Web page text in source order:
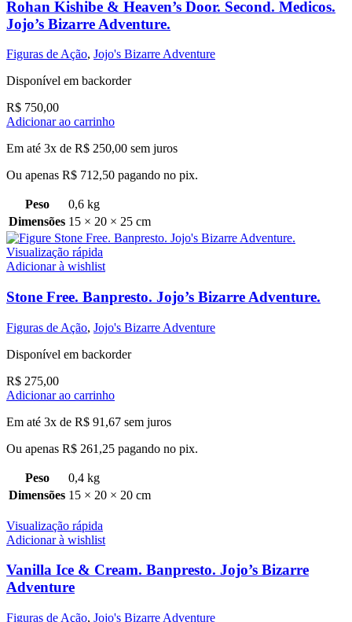
Rohan Kishibe & Heaven’s Door. Second. Medicos.
Jojo’s Bizarre Adventure.
Figuras de Ação, Jojo's Bizarre Adventure
Disponível em backorder
R$ 750,00
Adicionar ao carrinho
Em até 3x de R$ 250,00 sem juros
Ou apenas R$ 712,50 pagando no pix.
Peso
0,6 kg
Dimensões 15 × 20 × 25 cm
Visualização rápida
Adicionar à wishlist
Stone Free. Banpresto. Jojo’s Bizarre Adventure.
Figuras de Ação, Jojo's Bizarre Adventure
Disponível em backorder
R$ 275,00
Adicionar ao carrinho
Em até 3x de R$ 91,67 sem juros
Ou apenas R$ 261,25 pagando no pix.
Peso
0,4 kg
Dimensões 15 × 20 × 20 cm
Visualização rápida
Adicionar à wishlist
Vanilla Ice & Cream. Banpresto. Jojo’s Bizarre
Adventure
Figuras de Ação, Jojo's Bizarre Adventure